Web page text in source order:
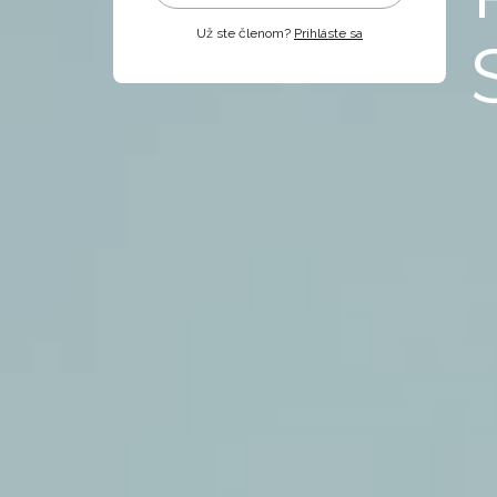
Už ste členom? Prihláste sa